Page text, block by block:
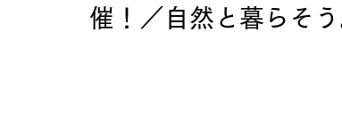
催！／自然と暮らそう